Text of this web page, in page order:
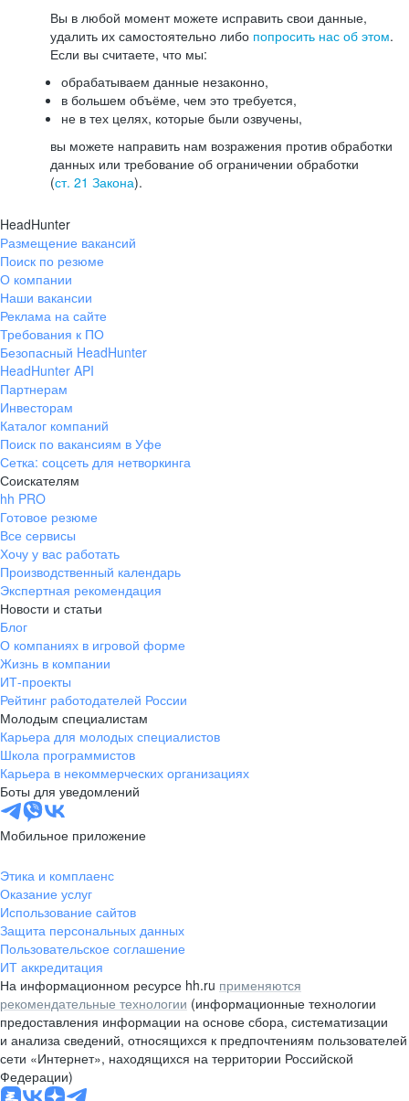
Вы в любой момент можете исправить свои данные,
удалить их самостоятельно либо попросить нас об этом.
Если вы считаете, что мы:
обрабатываем данные незаконно,
в большем объёме, чем это требуется,
не в тех целях, которые были озвучены,
вы можете направить нам возражения против обработки
данных или требование об ограничении обработки
(ст. 21 Закона).
HeadHunter
Размещение вакансий
Поиск по резюме
О компании
Наши вакансии
Реклама на сайте
Требования к ПО
Безопасный HeadHunter
HeadHunter API
Партнерам
Инвесторам
Каталог компаний
Поиск по вакансиям в Уфе
Сетка: соцсеть для нетворкинга
Соискателям
hh PRO
Готовое резюме
Все сервисы
Хочу у вас работать
Производственный календарь
Экспертная рекомендация
Новости и статьи
Блог
О компаниях в игровой форме
Жизнь в компании
ИТ-проекты
Рейтинг работодателей России
Молодым специалистам
Карьера для молодых специалистов
Школа программистов
Карьера в некоммерческих организациях
Боты для уведомлений
Мобильное приложение
Этика и комплаенс
Оказание услуг
Использование сайтов
Защита персональных данных
Пользовательское соглашение
ИТ аккредитация
На информационном ресурсе hh.ru применяются
рекомендательные технологии (информационные технологии
предоставления информации на основе сбора, систематизации
и анализа сведений, относящихся к предпочтениям пользователей
сети «Интернет», находящихся на территории Российской
Федерации)